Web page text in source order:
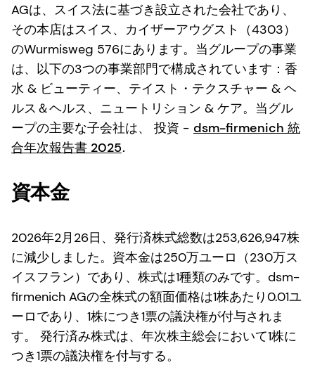
AGは、スイス法に基づき設立された会社であり、
その本店はスイス、カイザーアウグスト（4303）
のWurmisweg 576にあります。当グループの事業
は、以下の3つの事業部門で構成されています：香
水 & ビューティー、テイスト・テクスチャー & ヘ
ルス＆ヘルス、ニュートリション & ケア。当グル
ープの主要な子会社は、
投資 - dsm-firmenich 統
合年次報告書 2025.
資本金
2026年2月26日、発行済株式総数は253,626,947株
に減少しました。資本金は250万ユーロ（230万ス
イスフラン）であり、株式は1種類のみです。dsm-
firmenich AGの全株式の額面価格は1株あたり0.01ユ
ーロであり、1株につき1票の議決権が付与されま
す。 発行済み株式は、年次株主総会において1株に
つき1票の議決権を付与する。